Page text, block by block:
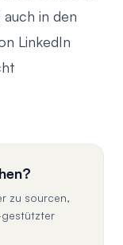
in den
LinkedIn
zu sourcen,
gestützter